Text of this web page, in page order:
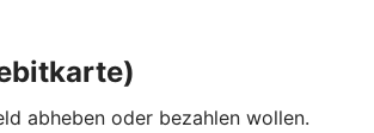
abheben oder bezahlen wollen.